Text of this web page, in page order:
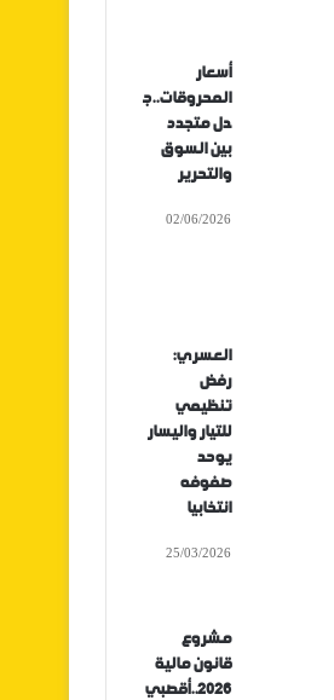
أسعار
المحروقات..ج
دل متجدد
بين السوق
والتحرير
02/06/2026
العسري:
رفض
تنظيمي
للتيار واليسار
يوحد
صفوفه
انتخابيا
25/03/2026
مشروع
قانون مالية
2026..أقصبي